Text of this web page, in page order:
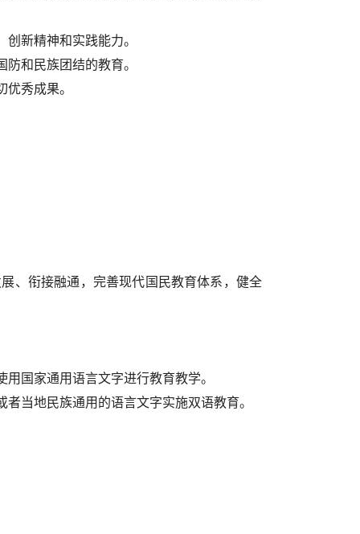
新精神和实践能力。
和民族团结的教育。
秀成果。
、衔接融通，完善现代国民教育体系，健全
国家通用语言文字进行教育教学。
当地民族通用的语言文字实施双语教育。